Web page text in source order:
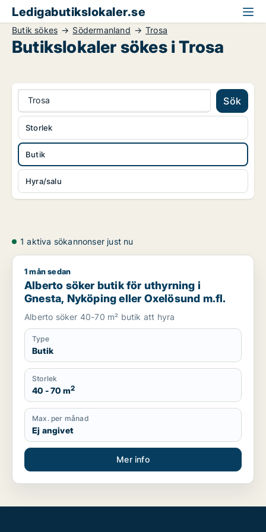
Ledigabutikslokaler.se
Butik sökes Södermanland Trosa
Butikslokaler sökes i Trosa
Trosa Sök
Butik
Hyra/salu
Storlek
1 aktiva sökannonser just nu
Alberto söker butik för uthyrning i Gnesta, Nyköping eller
1 mån sedan
Alberto söker butik för uthyrning i
Gnesta, Nyköping eller Oxelösund m.fl.
Alberto söker 40-70 m² butik att hyra
Type
Butik
Storlek
40 - 70 m2
Max. per månad
Ej angivet
Mer info